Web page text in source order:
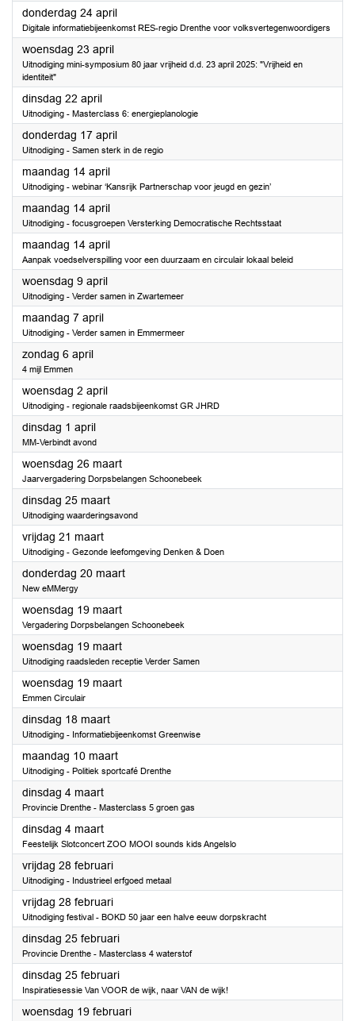
donderdag 24 april2025
Digitale informatiebijeenkomst RES-regio Drenthe voor volksvertegenwoordigers
woensdag 23 april2025
Uitnodiging mini-symposium 80 jaar vrijheid d.d. 23 april 2025: "Vrijheid en
identiteit"
dinsdag 22 april2025
Uitnodiging - Masterclass 6: energieplanologie
donderdag 17 april2025
Uitnodiging - Samen sterk in de regio
maandag 14 april2025
Uitnodiging - webinar ‘Kansrijk Partnerschap voor jeugd en gezin’
maandag 14 april2025
Uitnodiging - focusgroepen Versterking Democratische Rechtsstaat
maandag 14 april2025
Aanpak voedselverspilling voor een duurzaam en circulair lokaal beleid
woensdag 9 april2025
Uitnodiging - Verder samen in Zwartemeer
maandag 7 april2025
Uitnodiging - Verder samen in Emmermeer
zondag 6 april2025
4 mijl Emmen
woensdag 2 april2025
Uitnodiging - regionale raadsbijeenkomst GR JHRD
dinsdag 1 april2025
MM-Verbindt avond
woensdag 26 maart2025
Jaarvergadering Dorpsbelangen Schoonebeek
dinsdag 25 maart2025
Uitnodiging waarderingsavond
vrijdag 21 maart2025
Uitnodiging - Gezonde leefomgeving Denken & Doen
donderdag 20 maart2025
New eMMergy
woensdag 19 maart2025
Vergadering Dorpsbelangen Schoonebeek
woensdag 19 maart2025
Uitnodiging raadsleden receptie Verder Samen
woensdag 19 maart2025
Emmen Circulair
dinsdag 18 maart2025
Uitnodiging - Informatiebijeenkomst Greenwise
maandag 10 maart2025
Uitnodiging - Politiek sportcafé Drenthe
dinsdag 4 maart2025
Provincie Drenthe - Masterclass 5 groen gas
dinsdag 4 maart2025
Feestelijk Slotconcert ZOO MOOI sounds kids Angelslo
vrijdag 28 februari2025
Uitnodiging - Industrieel erfgoed metaal
vrijdag 28 februari2025
Uitnodiging festival - BOKD 50 jaar een halve eeuw dorpskracht
dinsdag 25 februari2025
Provincie Drenthe - Masterclass 4 waterstof
dinsdag 25 februari2025
Inspiratiesessie Van VOOR de wijk, naar VAN de wijk!
woensdag 19 februari2025